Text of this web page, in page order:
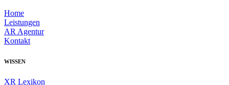
Home
Leistungen
AR Agentur
Kontakt
WISSEN
XR Lexikon